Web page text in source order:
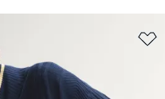
トに追加